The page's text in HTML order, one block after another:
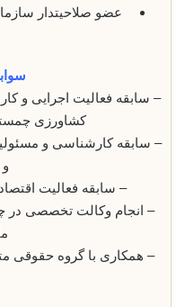
عضو صلاحیتدار
– سابقه فعالیت اجرایی و
کشاورزی
– سابقه کارشناسی و
– سابقه فعالیت
– انجام وکالت تخصصی در
– همکاری با گروه حقوقی